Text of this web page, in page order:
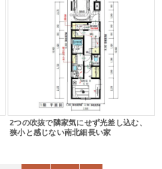
2つの吹抜で隣家気にせず光差し込む、
狭小と感じない南北細長い家